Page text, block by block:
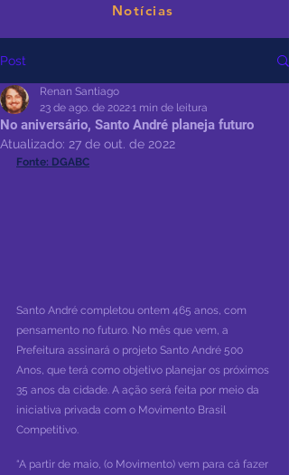
Notícias
Post
No aniversário, Santo André planeja futuro
Renan Santiago
23 de ago. de 20221 min de leitura
Atualizado: 27 de out. de 2022
Fonte: DGABC
Santo André completou ontem 465 anos, com
pensamento no futuro. No mês que vem, a
Prefeitura assinará o projeto Santo André 500
Anos, que terá como objetivo planejar os próximos
35 anos da cidade. A ação será feita por meio da
iniciativa privada com o Movimento Brasil
Competitivo.
“A partir de maio, (o Movimento) vem para cá fazer